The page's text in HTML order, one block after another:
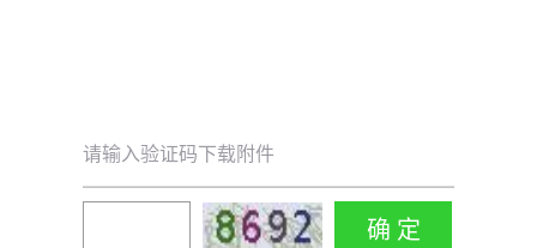
请输入验证码下载附件